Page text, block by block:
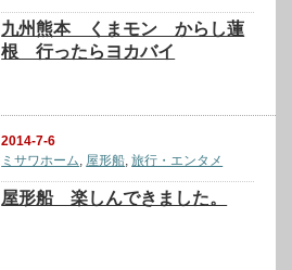
九州熊本 くまモン からし蓮
根 行ったらヨカバイ
2014-7-6
ミサワホーム, 屋形船,旅行・エンタメ
屋形船 楽しんできました。